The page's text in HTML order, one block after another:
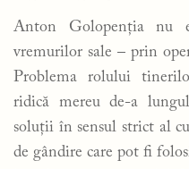
Anton Golopenția nu
vremurilor sale – prin
Problema rolului
ridică mereu de-a
soluții în sensul strict al
de gândire care pot fi